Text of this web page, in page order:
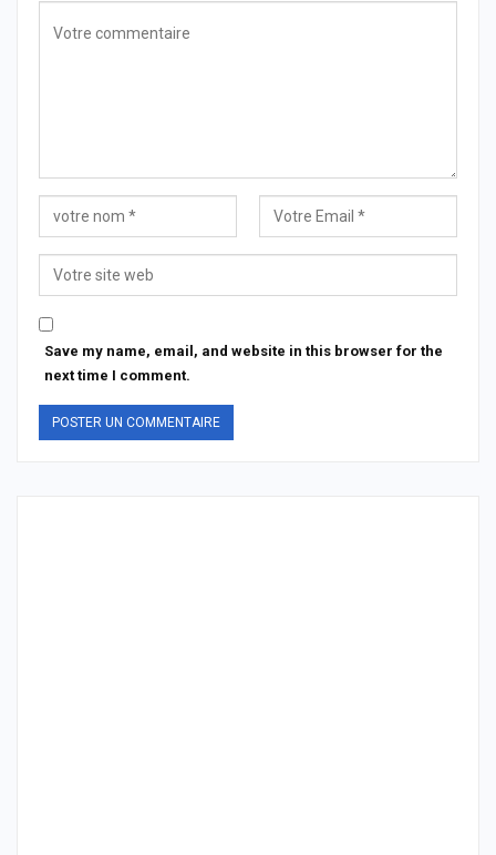
Save my name, email, and website in this browser for the
next time I comment.